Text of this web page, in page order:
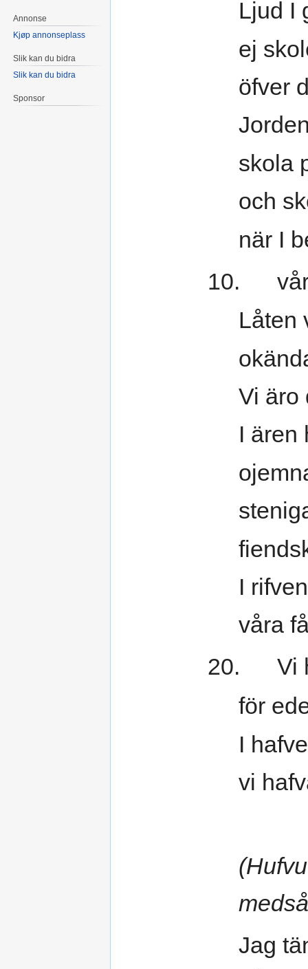
Ljud I
ej
öfver
skola
och
när I
10. våra
Låten
Vi äro
I ären
I
våra
20. Vi
för
I
vi
Jag
Annonse
Kjøp annonseplass
Slik kan du bidra
Slik kan du bidra
Sponsor